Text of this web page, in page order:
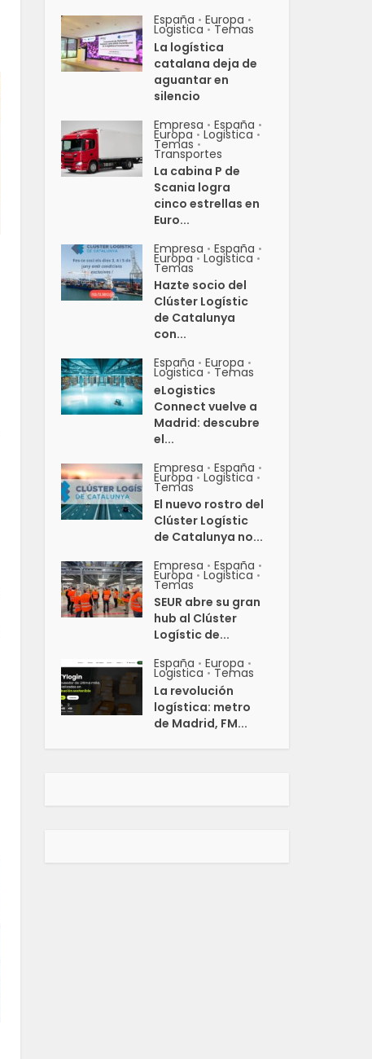
España • Europa •
Logistica • Temas
La logística
catalana deja de
aguantar en
silencio
Empresa • España •
Europa • Logistica •
Temas •
Transportes
La cabina P de
Scania logra
cinco estrellas en
Euro...
Empresa • España •
Europa • Logistica •
Temas
Hazte socio del
Clúster Logístic
de Catalunya
con...
España • Europa •
Logistica • Temas
eLogistics
Connect vuelve a
Madrid: descubre
el...
Empresa • España •
Europa • Logistica •
Temas
El nuevo rostro del
Clúster Logístic
de Catalunya no...
Empresa • España •
Europa • Logistica •
Temas
SEUR abre su gran
hub al Clúster
Logístic de...
España • Europa •
Logistica • Temas
La revolución
logística: metro
de Madrid, FM...